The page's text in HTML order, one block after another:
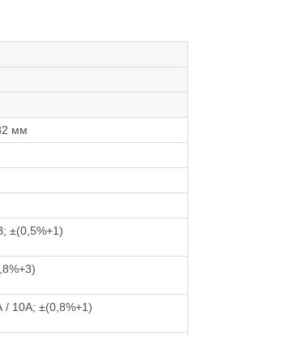
мм
±(0,5%+1)
10А; ±(0,8%+1)